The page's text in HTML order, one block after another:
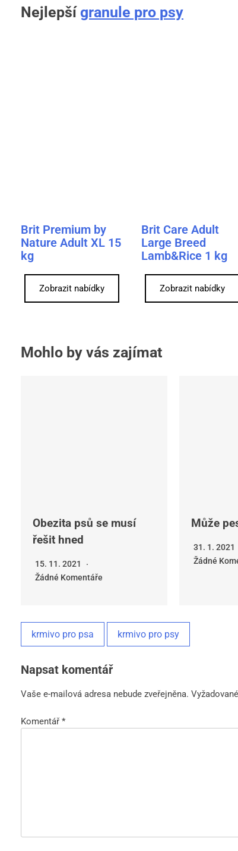
Nejlepšígranule pro psy
Brit Premium by
Nature Adult XL 15
kg
Zobrazit nabídky
Brit Care Adult
Large Breed
Lamb&Rice 1 kg
Zobrazit nabídky
Mohlo by vás zajímat
Obezita psů se musí
řešit hned
15. 11. 2021
Žádné Komentáře
Může
31. 1. 2021
Žádné
krmivo pro psa krmivo pro psy
Napsat komentář
Vaše e-mailová adresa nebude zveřejněna.
Komentář *